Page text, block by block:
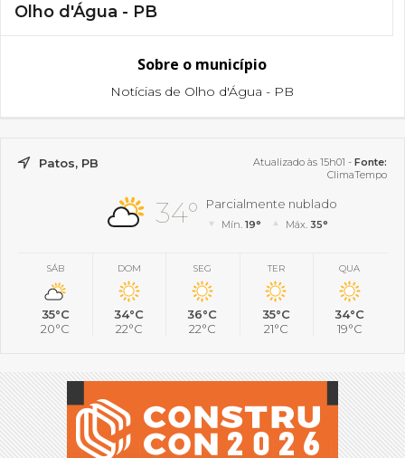
Olho d'Água - PB
Sobre o município
Notícias de Olho d'Água - PB
Patos, PB Atualizado às 15h01 - Fonte:
ClimaTempo
34° Parcialmente nublado
Mín.19° Máx. 35°
SÁB
35°C
20°C
DOM
34°C
22°C
SEG
36°C
22°C
TER
35°C
21°C
QUA
34°C
19°C